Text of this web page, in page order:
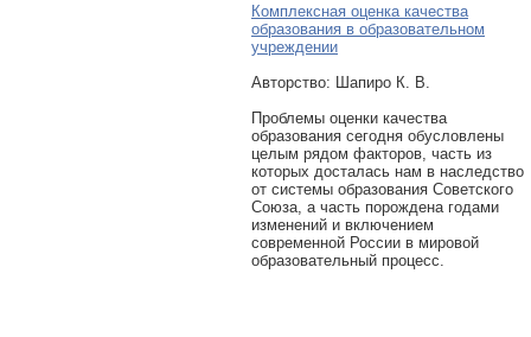
Комплексная оценка качества
образования в образовательном
учреждении
Авторcтво: Шапиро К. В.
Проблемы оценки качества
образования сегодня обусловлены
целым рядом факторов, часть из
которых досталась нам в наследство
от системы образования Советского
Союза, а часть порождена годами
изменений и включением
современной России в мировой
образовательный процесс.